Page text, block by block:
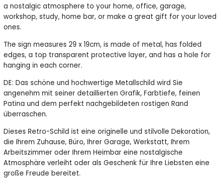
a nostalgic atmosphere to your home, office, garage,
workshop, study, home bar, or make a great gift for your loved
ones.
The sign measures 29 x 19cm, is made of metal, has folded
edges, a top transparent protective layer, and has a hole for
hanging in each corner.
DE: Das schöne und hochwertige Metallschild wird Sie
angenehm mit seiner detaillierten Grafik, Farbtiefe, feinen
Patina und dem perfekt nachgebildeten rostigen Rand
überraschen.
Dieses Retro-Schild ist eine originelle und stilvolle Dekoration,
die Ihrem Zuhause, Büro, Ihrer Garage, Werkstatt, Ihrem
Arbeitszimmer oder Ihrem Heimbar eine nostalgische
Atmosphäre verleiht oder als Geschenk für Ihre Liebsten eine
große Freude bereitet.